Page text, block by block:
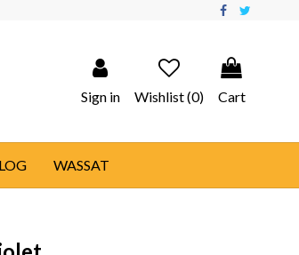
Sign in Wishlist (0) Cart
WASSAT